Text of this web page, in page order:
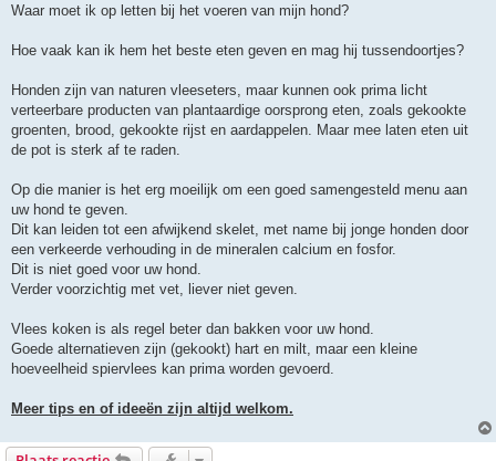
r
h
Waar moet ik op letten bij het voeren van mijn hond?
Hoe vaak kan ik hem het beste eten geven en mag hij tussendoortjes?
Honden zijn van naturen vleeseters, maar kunnen ook prima licht
verteerbare producten van plantaardige oorsprong eten, zoals gekookte
groenten, brood, gekookte rijst en aardappelen. Maar mee laten eten uit
de pot is sterk af te raden.
Op die manier is het erg moeilijk om een goed samengesteld menu aan
uw hond te geven.
Dit kan leiden tot een afwijkend skelet, met name bij jonge honden door
een verkeerde verhouding in de mineralen calcium en fosfor.
Dit is niet goed voor uw hond.
Verder voorzichtig met vet, liever niet geven.
Vlees koken is als regel beter dan bakken voor uw hond.
Goede alternatieven zijn (gekookt) hart en milt, maar een kleine
hoeveelheid spiervlees kan prima worden gevoerd.
Meer tips en of ideeën zijn altijd welkom.